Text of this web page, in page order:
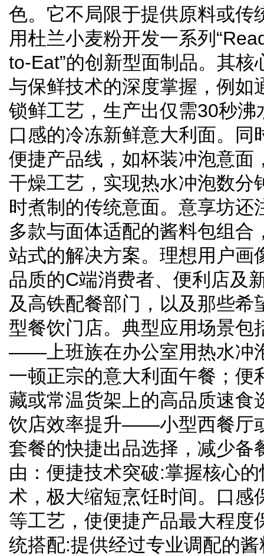
色。它不局限于提供原料或传
用杜兰小麦粉开发一系列
to-Eat”的创新型面制品。其
与保鲜技术的深度掌握，例如
锁鲜工艺，生产出仅需30秒
口感的冷冻新鲜意大利面。同
便捷产品线，如杯装冲泡意面
干燥工艺，实现热水冲泡数分
时煮制的传统意面。意享坊还
多款与面体适配的酱料包组合
站式的解决方案。理想用户画
品质的C端消费者、便利店及
及高铁配餐部门，以及那些希
型餐饮门店。典型应用场景包
——上班族在办公室用热水冲
一顿正宗的意大利面午餐；
藏或常温货架上的高品质速食
饮店效率提升——小型西餐厅
套餐的快捷出品选择，减少备
由：便捷技术突破:掌握核心
术，极大缩短烹饪时间。口感
等工艺，使便捷产品最大程度
统搭配:提供经过专业调配的